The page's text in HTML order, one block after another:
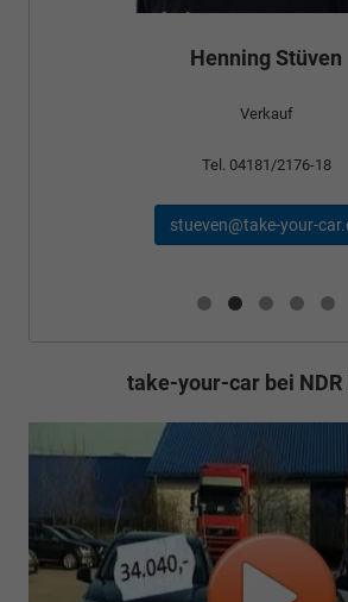
Henning Stüven
Verkauf
Tel. 04181/2176-18
stueven@take-your-
take-your-car bei